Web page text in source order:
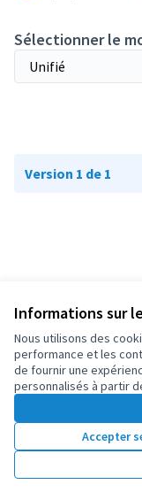
Informations sur
Nous utilisons des
performance et les
de fournir une
personnalisés à partir
Accepter
Sélectionner le
Version 1 de 1
Conditions d'utilisation
Paramètres des cookies
OIDP sur X
(Lien externe)
OIDP sur Facebook
(Lien externe)
OIDP sur
(Lien externe)
Français
Choose language
Site réalisé grâce au